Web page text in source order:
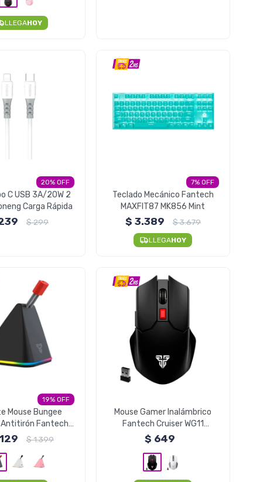
LLEGAHOY
20
C USB 3A/20W 2
Carga Rápida
$299
7
Teclado Mecánico Fantech
MAXFIT87 MK856 Mint
$ 3.389 $3.679
LLEGAHOY
19
Mouse Bungee
Antitirón Fantech
MBR01 - Negro
$1.399
Mouse Gamer Inalámbrico
Fantech Cruiser WG11
2400DPI - Negro
$ 649